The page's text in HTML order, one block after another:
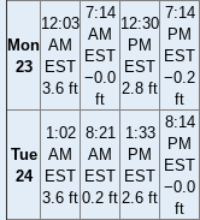
Mon
23
12:03
AM
EST
3.6 ft
7:14
AM
EST
−0.0
ft
12:30
PM
EST
2.8 ft
7:14
PM
EST
−0.2
ft
Tue
24
1:02
AM
EST
3.6 ft
8:21
AM
EST
0.2 ft
1:33
PM
EST
2.6 ft
8:14
PM
EST
−0.0
ft